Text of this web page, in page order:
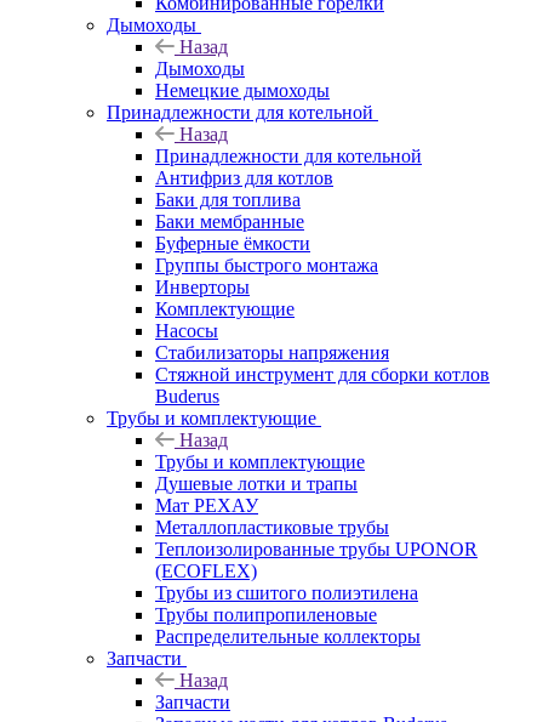
Дымоходы
Назад
Дымоходы
Немецкие дымоходы
Принадлежности для котельной
Назад
Принадлежности для котельной
Антифриз для котлов
Баки для топлива
Баки мембранные
Буферные ёмкости
Группы быстрого монтажа
Инверторы
Комплектующие
Насосы
Стабилизаторы напряжения
Стяжной инструмент для сборки котлов
Buderus
Трубы и комплектующие
Назад
Трубы и комплектующие
Душевые лотки и трапы
Мат РЕХАУ
Металлопластиковые трубы
Теплоизолированные трубы UPONOR
(ECOFLEX)
Трубы из сшитого полиэтилена
Трубы полипропиленовые
Распределительные коллекторы
Запчасти
Назад
Запчасти